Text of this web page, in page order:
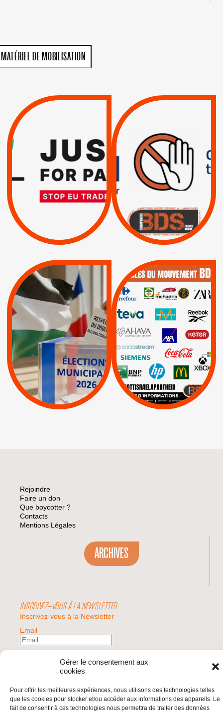
Gérer le consentement aux
cookies
Pour offrir les meilleures expériences, nous utilisons des technologies telles
que les cookies pour stocker et/ou accéder aux informations des appareils. Le
fait de consentir à ces technologies nous permettra de traiter des données
MATÉRIEL DE MOBILISATION
VIOLATIONS DES
SUSPENSION
TOTALE DE
L’ACCORD
D’ASSOCIATION UE-
ISRAËL
| Actus Pétitions
RESPECT DU DROIT
INTERNATIONAL ?
TRUMP, MACRON :
MÊME COMBAT
| Actus |
| Boycott militaire |
Lettres d'interpellation
MUNICIPALES 2026 :
JE VOTE POUR LE
RESPECT DU DROIT
INTERNATIONAL EN
PALESTINE
APPELS | Actus |
Espaces Sans
Apartheid
| Lettres d'interpellation
Pétitions
QUE BOYCOTTER ?
BOYCOTT /
AXA BNP | CAF |
Carrefour | HP |
Keter |
Livres et brochures |
Mehadrin | PUMA
Sodastream |
Visuels, tracts,
affiches,...
Rejoindre
Faire un don
Que boycotter ?
Contacts
Mentions Légales
ARCHIVES
INSCRIVEZ-VOUS À LA NEWSLETTER
Inscrivez-vous à la Newsletter
Email
Valider
© 2026 | BDS France | Boycott Désinvestissement Sanctions, la réponse
citoyenne et non-violente à l'impunité d'Israël |